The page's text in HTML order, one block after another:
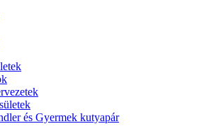
és Gyermek kutyapár